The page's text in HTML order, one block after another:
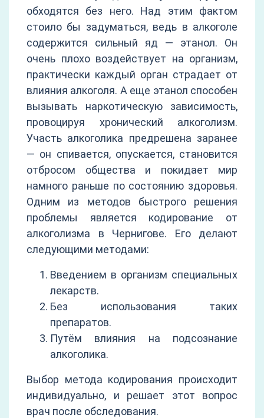
обходятся без него. Над этим фактом
стоило бы задуматься, ведь в алкоголе
содержится сильный яд — этанол. Он
очень плохо воздействует на организм,
практически каждый орган страдает от
влияния алкоголя. А еще этанол способен
вызывать наркотическую зависимость,
провоцируя хронический алкоголизм.
Участь алкоголика предрешена заранее
— он спивается, опускается, становится
отбросом общества и покидает мир
намного раньше по состоянию здоровья.
Одним из методов быстрого решения
проблемы является кодирование от
алкоголизма в Чернигове. Его делают
следующими методами:
Введением в организм специальных
лекарств.
Без использования таких
препаратов.
Путём влияния на подсознание
алкоголика.
Выбор метода кодирования происходит
индивидуально, и решает этот вопрос
врач после обследования.